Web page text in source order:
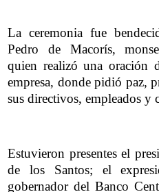
La ceremonia fue
Pedro de Macorís,
quien realizó una oración
empresa, donde pidió paz,
sus directivos, empleados y
Estuvieron presentes el
de los Santos; el
gobernador del Banco